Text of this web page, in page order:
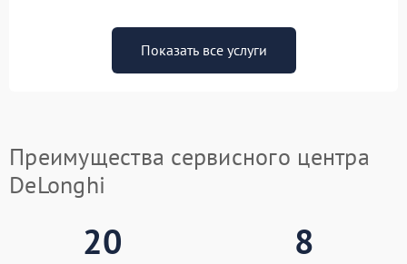
Показать все услуги
Преимущества сервисного центра
DeLonghi
20 8